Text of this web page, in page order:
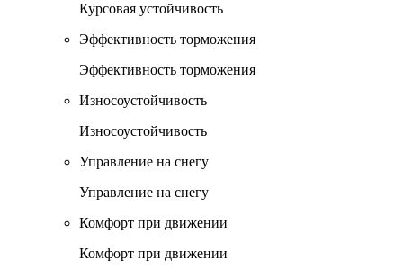
Курсовая устойчивость
Эффективность торможения
Эффективность торможения
Износоустойчивость
Износоустойчивость
Управление на снегу
Управление на снегу
Комфорт при движении
Комфорт при движении